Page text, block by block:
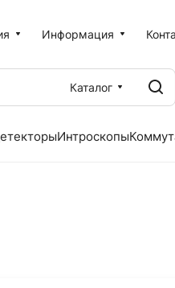
Информация
Каталог
Интроскопы